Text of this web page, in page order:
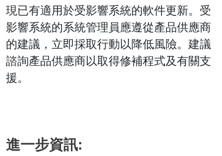
現已有適用於受影響系統的軟件更新。受
影響系統的系統管理員應遵從產品供應商
的建議，立即採取行動以降低風險。建議
諮詢產品供應商以取得修補程式及有關支
援。
進一步資訊: